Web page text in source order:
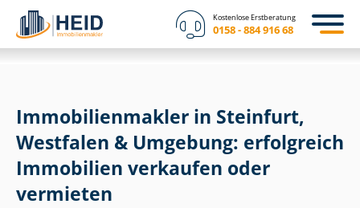
Kostenlose Erstberatung
0158 - 884 916 68
Im­mo­bi­li­en­mak­ler in Steinfurt,
Westfalen & Umgebung: erfolgreich
Immobilien verkaufen oder
vermieten